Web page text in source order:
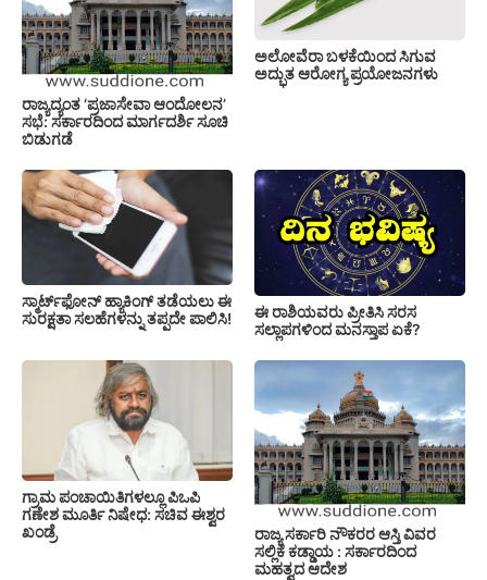
ರಾಜ್ಯದ್ಯಂತ ‘ಪ್ರಜಾಸೇವಾ ಆಂದೋಲನ’
ಸಭೆ: ಸರ್ಕಾರದಿಂದ ಮಾರ್ಗದರ್ಶಿ ಸೂಚಿ
ಬಿಡುಗಡೆ
ಅಲೋವೆರಾ ಬಳಕೆಯಿಂದ ಸಿಗುವ
ಅದ್ಭುತ ಆರೋಗ್ಯ ಪ್ರಯೋಜನಗಳು
ಸ್ಮಾರ್ಟ್‌ಫೋನ್ ಹ್ಯಾಕಿಂಗ್ ತಡೆಯಲು ಈ
ಸುರಕ್ಷತಾ ಸಲಹೆಗಳನ್ನು ತಪ್ಪದೇ ಪಾಲಿಸಿ!
ಈ ರಾಶಿಯವರು ಪ್ರೀತಿಸಿ ಸರಸ
ಸಲ್ಲಾಪಗಳಿಂದ ಮನಸ್ತಾಪ ಏಕೆ?
ಗ್ರಾಮ ಪಂಚಾಯಿತಿಗಳಲ್ಲೂ ಪಿಒಪಿ
ಗಣೇಶ ಮೂರ್ತಿ ನಿಷೇಧ: ಸಚಿವ ಈಶ್ವರ
ಖಂಡ್ರೆ
ರಾಜ್ಯ ಸರ್ಕಾರಿ ನೌಕರರ ಆಸ್ತಿ ವಿವರ
ಸಲ್ಲಿಕೆ ಕಡ್ಡಾಯ : ಸರ್ಕಾರದಿಂದ
ಮಹತ್ವದ ಆದೇಶ